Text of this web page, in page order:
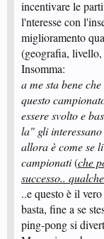
incentivare le
l'nteresse con
miglioramento
(geografia, livello,
Insomma:
a me sta bene
questo
essere svolto e
la" gli interessano
allora è come se
campionati(che
successo..
..e questo è il
basta, fine a se
ping-pong si